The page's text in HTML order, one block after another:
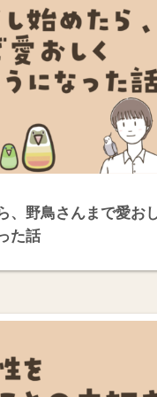
、野鳥さんまで愛お
た話